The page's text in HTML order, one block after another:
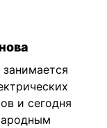
и сегодня